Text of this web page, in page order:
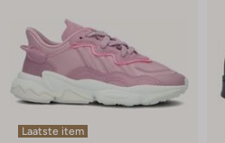
Laatste item